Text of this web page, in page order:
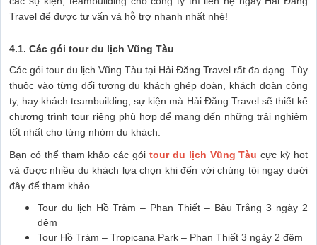
Travel để được tư vấn và hỗ trợ nhanh nhất nhé!
4.1. Các gói tour du lịch Vũng Tàu
Các gói tour du lịch Vũng Tàu tại Hải Đăng Travel rất đa dạng. Tùy
thuộc vào từng đối tượng du khách ghép đoàn, khách đoàn công
ty, hay khách teambuilding, sự kiện mà Hải Đăng Travel sẽ thiết kế
chương trình tour riêng phù hợp để mang đến những trải nghiệm
tốt nhất cho từng nhóm du khách.
Bạn có thể tham khảo các gói tour du lịch Vũng Tàu cực kỳ hot
và được nhiều du khách lựa chọn khi đến với chúng tôi ngay dưới
đây để tham khảo.
Tour du lịch Hồ Tràm – Phan Thiết – Bàu Trắng 3 ngày 2
đêm
Tour Hồ Tràm – Tropicana Park – Phan Thiết 3 ngày 2 đêm